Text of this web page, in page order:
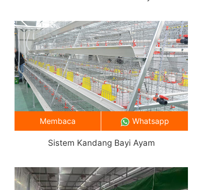
Sistem Kandang Bayi Ayam
Membaca Whatsapp